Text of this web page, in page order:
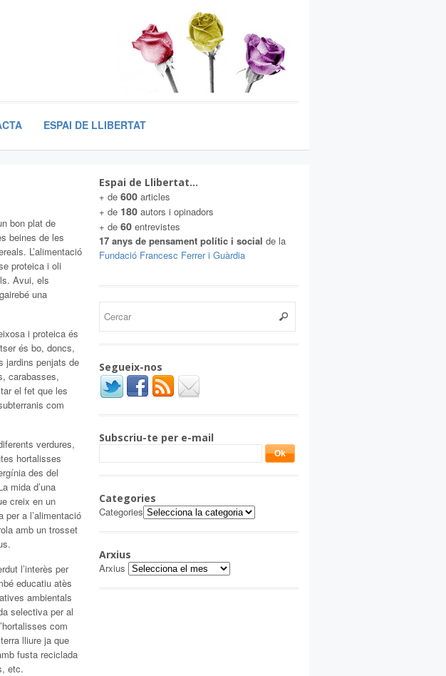
ESPAI DE LLIBERTAT
bon plat de
beines de les
L’alimentació
proteica i oli
Avui, els
una
i proteica és
és bo, doncs,
jardins penjats de
carabasses,
el fet que les
com
verdures,
hortalisses
des del
mida d’una
creix en un
a l’alimentació
amb un trosset
l’interès per
educatiu atès
ambientals
selectiva per al
com
lliure ja que
fusta reciclada
etc.
Espai de Llibertat…
+ de 600 articles
+ de 180 autors i opinadors
+ de 60 entrevistes
17 anys de pensament polític i social de la
Fundació Francesc Ferrer i Guàrdia
Segueix-nos
Subscriu-te per e-mail
Categories
Categories
Arxius
Arxius